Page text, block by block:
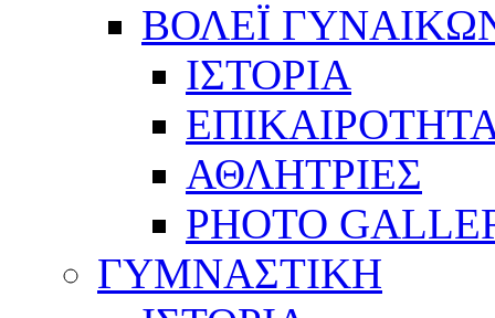
ΒΟΛΕΪ
ΙΣΤΟΡΙΑ
ΑΘΛΗΤΡΙΕΣ
PHOTO
ΓΥΜΝΑΣΤΙΚΗ